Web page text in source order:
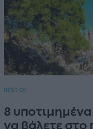
BEST OF
8 υποτιμημένα
να βάλετε